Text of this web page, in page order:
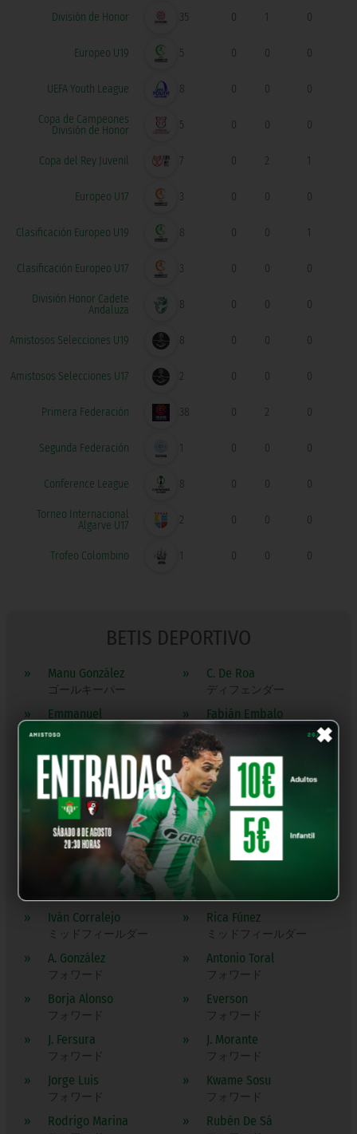
×
División de Honor 35 0 1 0
Europeo U19 5 0 0 0
UEFA Youth League 8 0 0 0
Copa de Campeones
División de Honor
5 0 0 0
Copa del Rey Juvenil 7 0 2 1
Europeo U17 3 0 0 0
Clasificación Europeo U19 8 0 0 1
Clasificación Europeo U17 3 0 0 0
División Honor Cadete
Andaluza
8 0 0 0
Amistosos Selecciones U19 8 0 0 0
Amistosos Selecciones U17 2 0 0 0
Primera Federación 38 0 2 0
Segunda Federación 1 0 0 0
Conference League 8 0 0 0
Torneo Internacional
Algarve U17
2 0 0 0
Trofeo Colombino 1 0 0 0
BETIS DEPORTIVO
» Manu González
ゴールキーパー
» C. De Roa
ディフェンダー
» Emmanuel
ディフェンダー
» Fabián Embalo
Ian Forns
ディフェンダー
» Jorge Oreiro
ディフェンダー
Óscar Masqué
ディフェンダー
» Pablo Busto
ディフェンダー
Robson
ディフェンダー
» Vasco Sousa
ディフェンダー
» Ismael Barea
» Iván Corralejo
ミッドフィールダー
» Rica Fúnez
ミッドフィールダー
» A. González
フォワード
» Antonio Toral
フォワード
» Borja Alonso
フォワード
» Everson
フォワード
» J. Fersura
フォワード
» J. Morante
フォワード
» Jorge Luis
フォワード
» Kwame Sosu
フォワード
» Rodrigo Marina » Rubén De Sá